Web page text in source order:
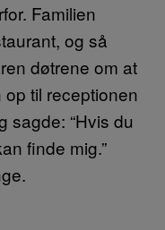
Familien
og så
døtrene om at
til receptionen
sagde: “Hvis du
finde mig.”